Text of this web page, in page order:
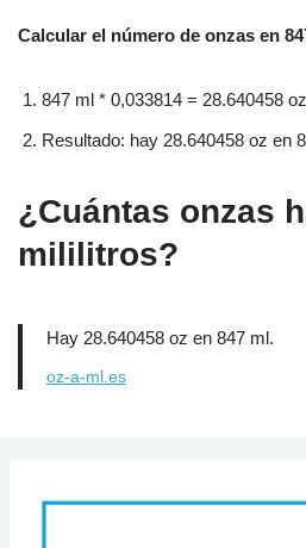
Calcular el número de onzas en
847 ml * 0,033814 = 28.640458
Resultado: hay 28.640458 oz en
¿Cuántas onzas
mililitros?
Hay 28.640458 oz en 847 ml.
oz-a-ml.es